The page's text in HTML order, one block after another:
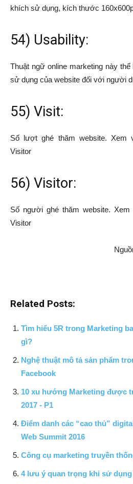
khích sử dụng, kích thước
54) Usability:
Thuật ngữ online marketing này
sử dụng của website đối với người
55) Visit:
Số lượt ghé thăm website. Xem
Visitor
56) Visitor:
Số người ghé thăm website.
Visitor
Related Posts:
Tìm hiểu 5R trong Marketing
gì?
Nghệ thuật mô tả sản phẩm
Facebook
10 xu hướng Marketing được
2017 - P1
Điểm danh các “cao thủ”
Web Summit 2016
Công cụ marketing truyền
4 lưu ý quan trọng khi sử